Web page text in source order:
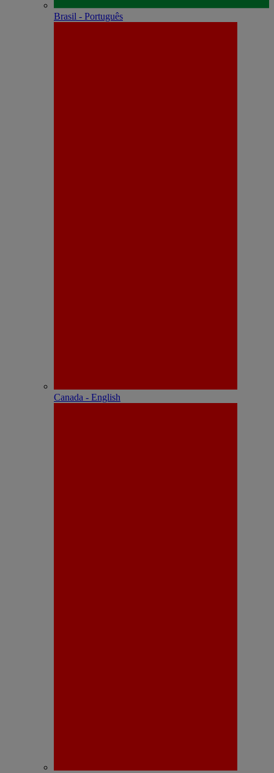
Brasil - Português
Canada - English